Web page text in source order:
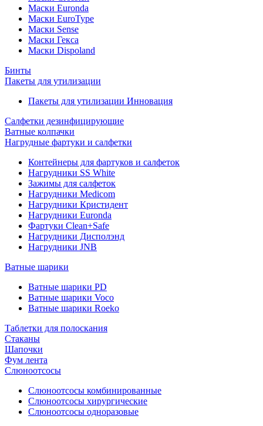
Маски Euronda
Маски EuroType
Маски Sense
Маски Гекса
Маски Dispoland
Бинты
Пакеты для утилизации
Пакеты для утилизации Инновация
Салфетки дезинфицирующие
Ватные колпачки
Нагрудные фартуки и салфетки
Контейнеры для фартуков и салфеток
Нагрудники SS White
Зажимы для салфеток
Нагрудники Medicom
Нагрудники Кристидент
Нагрудники Euronda
Фартуки Clean+Safe
Нагрудники Дисполэнд
Нагрудники JNB
Ватные шарики
Ватные шарики PD
Ватные шарики Voco
Ватные шарики Roeko
Таблетки для полоскания
Стаканы
Шапочки
Фум лента
Слюноотсосы
Слюноотсосы комбинированные
Слюноотсосы хирургические
Слюноотсосы одноразовые